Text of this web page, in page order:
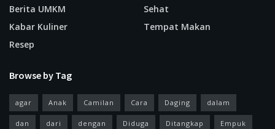
Berita UMKM
Kabar Kuliner
Resep
Sehat
Tempat Makan
Browse by Tag
agar Anak Camilan Cara Daging dalam
dan dari dengan Diduga Ditangkap Empuk